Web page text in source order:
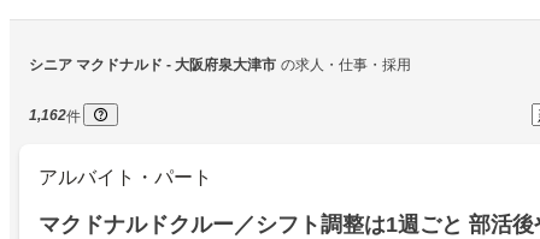
シニア マクドナルド - 大阪府泉大津市 の求人・仕事・採用
1,162件
アルバイト・パート
マクドナルドクルー／シフト調整は1週ごと 部活